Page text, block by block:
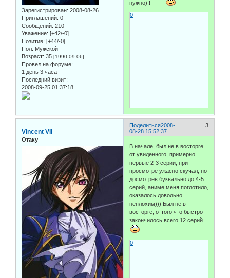
Зарегистрирован: 2008-08-26
Приглашений: 0
Сообщений: 210
Уважение: [+42/-0]
Позитив: [+44/-0]
Пол: Мужской
Возраст: 35 [1990-09-06]
Провел на форуме:
1 день 3 часа
Последний визит:
2008-09-25 01:37:18
нужно)!!
0
Поделиться 3
2008-
08-28 15:52:37
Vincent VII
Отаку
В начале, был не в восторге
от увиденного, примерно
первые 2-3 серии, при
просмотре ужасно скучал, но
досмотрев буквально до 4-5
серий, аниме меня поглотило,
оказалось довольно
неплохим))) Был не в
восторге, оттого что быстро
закончилось всего 12 серий
0